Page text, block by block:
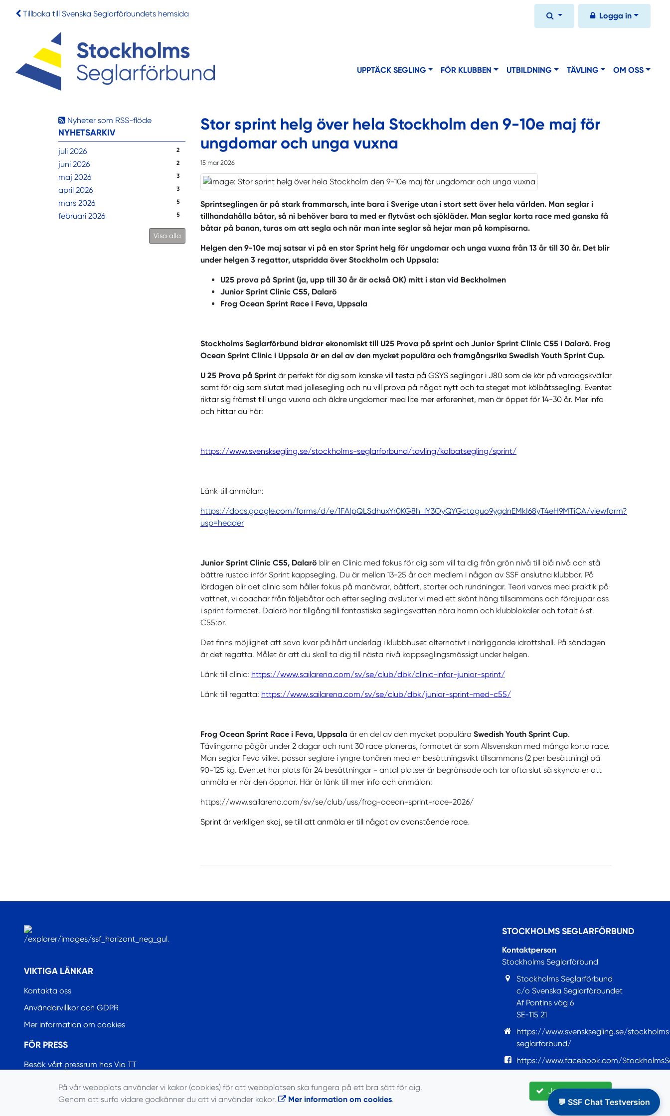
Tillbaka till Svenska Seglarförbundets hemsida Logga in
UPPTÄCK SEGLING FÖR KLUBBEN UTBILDNING TÄVLING OM OSS
Nyheter som RSS-flöde
NYHETSARKIV
juli 2026 2
juni 2026 2
maj 2026 3
april 2026 3
mars 2026 5
februari 2026 5
Visa alla
Stor sprint helg över hela Stockholm den 9-10e maj för
ungdomar och unga vuxna
15 mar 2026
Sprintseglingen är på stark frammarsch, inte bara i Sverige utan i stort sett över hela världen. Man seglar i
tillhandahålla båtar, så ni behöver bara ta med er flytväst och sjökläder. Man seglar korta race med ganska få
båtar på banan, turas om att segla och när man inte seglar så hejar man på kompisarna.
Helgen den 9-10e maj satsar vi på en stor Sprint helg för ungdomar och unga vuxna från 13 år till 30 år. Det blir
under helgen 3 regattor, utspridda över Stockholm och Uppsala:
U25 prova på Sprint (ja, upp till 30 år är också OK) mitt i stan vid Beckholmen
Junior Sprint Clinic C55, Dalarö
Frog Ocean Sprint Race i Feva, Uppsala
Stockholms Seglarförbund bidrar ekonomiskt till U25 Prova på sprint och Junior Sprint Clinic C55 i Dalarö. Frog
Ocean Sprint Clinic i Uppsala är en del av den mycket populära och framgångsrika Swedish Youth Sprint Cup.
U 25 Prova på Sprint är perfekt för dig som kanske vill testa på GSYS seglingar i J80 som de kör på vardagskvällar
samt för dig som slutat med jollesegling och nu vill prova på något nytt och ta steget mot kölbåtssegling. Eventet
riktar sig främst till unga vuxna och äldre ungdomar med lite mer erfarenhet, men är öppet för 14-30 år. Mer info
och hittar du här:
https://www.svensksegling.se/stockholms-seglarforbund/tavling/kolbatsegling/sprint/
Länk till anmälan:
https://docs.google.com/forms/d/e/1FAIpQLSdhuxYr0KG8h_lY3OyQYGctoguo9ygdnEMkI68yT4eH9MTiCA/viewform?
usp=header
Junior Sprint Clinic C55, Dalarö blir en Clinic med fokus för dig som vill ta dig från grön nivå till blå nivå och stå
bättre rustad inför Sprint kappsegling. Du är mellan 13-25 år och medlem i någon av SSF anslutna klubbar. På
lördagen blir det clinic som håller fokus på manövrar, båtfart, starter och rundningar. Teori varvas med praktik på
vattnet, vi coachar från följebåtar och efter segling avslutar vi med ett skönt häng tillsammans och fördjupar oss
i sprint formatet. Dalarö har tillgång till fantastiska seglingsvatten nära hamn och klubblokaler och totalt 6 st.
C55:or.
Det finns möjlighet att sova kvar på hårt underlag i klubbhuset alternativt i närliggande idrottshall. På söndagen
är det regatta. Målet är att du skall ta dig till nästa nivå kappseglingsmässigt under helgen.
Länk till clinic: https://www.sailarena.com/sv/se/club/dbk/clinic-infor-junior-sprint/
Länk till regatta: https://www.sailarena.com/sv/se/club/dbk/junior-sprint-med-c55/
Frog Ocean Sprint Race i Feva, Uppsala är en del av den mycket populära Swedish Youth Sprint Cup.
Tävlingarna pågår under 2 dagar och runt 30 race planeras, formatet är som Allsvenskan med många korta race.
Man seglar Feva vilket passar seglare i yngre tonåren med en besättningsvikt tillsammans (2 per besättning) på
90-125 kg. Eventet har plats för 24 besättningar - antal platser är begränsade och tar ofta slut så skynda er att
anmäla er när den öppnar. Här är länk till mer info och anmälan:
https://www.sailarena.com/sv/se/club/uss/frog-ocean-sprint-race-2026/
Sprint är verkligen skoj, se till att anmäla er till något av ovanstående race.
VIKTIGA LÄNKAR
Kontakta oss
Användarvillkor och GDPR
Mer information om cookies
FÖR PRESS
Besök vårt pressrum hos Via TT
STOCKHOLMS SEGLARFÖRBUND
Kontaktperson
Stockholms Seglarförbund
Stockholms Seglarförbund
c/o Svenska Seglarförbundet
Af Pontins väg 6
SE-115 21
https://www.svensksegling.se/
seglarforbund/
https://www.facebook.com/
© Seglarförbundet, 2022
💬 SSF Chat Testversion
Jag accepterar
På vår webbplats använder vi kakor (cookies) för att webbplatsen ska fungera på ett bra sätt för dig.
Genom att surfa vidare godkänner du att vi använder kakor.
Mer information om cookies.